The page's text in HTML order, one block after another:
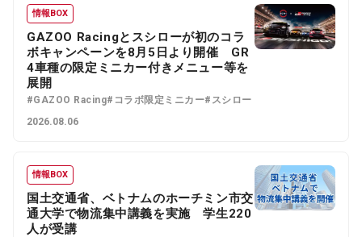
情報BOX
GAZOO Racingとスシローが初のコラ
ボキャンペーンを8月5日より開催 GR
4車種の限定ミニカー付きメニュー等を
展開
#GAZOO Racing#コラボ限定ミニカー#スシロー
2026.08.06
情報BOX
国土交通省、ベトナムのホーチミン市交
通大学で物流集中講義を実施 学生220
人が受講